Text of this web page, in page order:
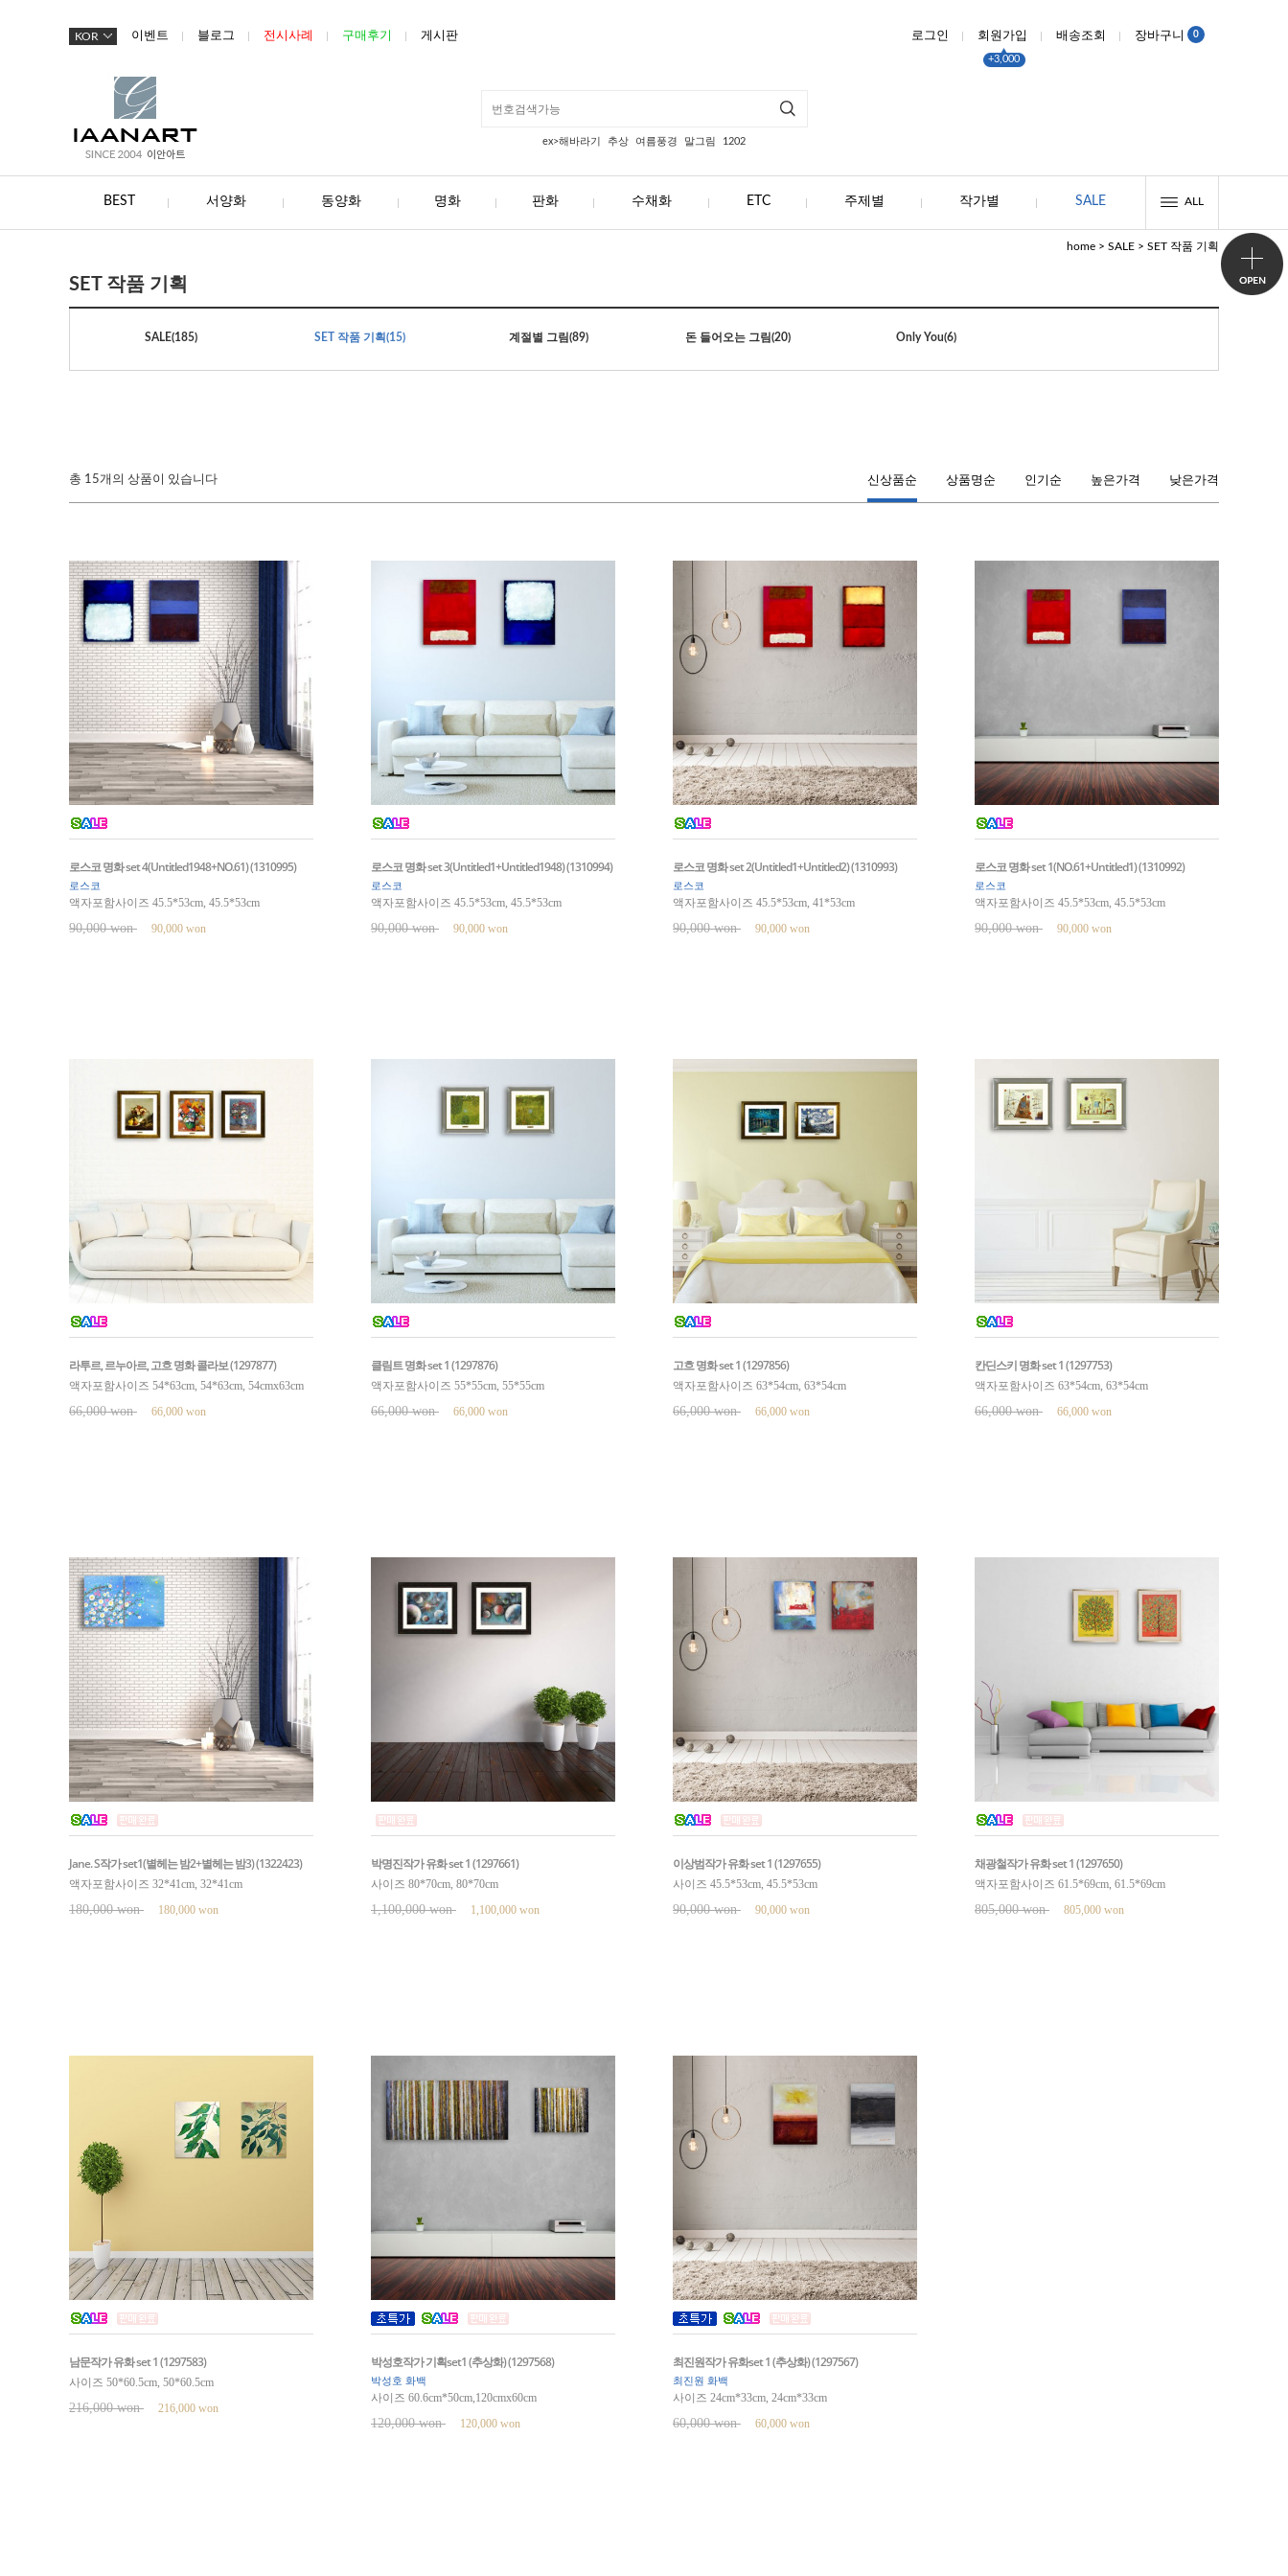
KOR 이벤트 블로그 전시사례 구매후기 게시판 로그인 회원가입
+3,000
배송조회 장바구니 0
ex>해바라기 추상 여름풍경 말그림 1202
BEST 서양화 동양화 명화 판화 수채화 ETC 주제별 작가별 SALE ALL
home > SALE > SET 작품 기획
SET 작품 기획
SALE(185) SET 작품 기획(15) 계절별 그림(89) 돈 들어오는 그림(20) Only You(6)
총 15개의 상품이 있습니다 신상품순 상품명순 인기순 높은가격 낮은가격
로스코 명화 set 4(Untitled1948+NO.61) (1310995)
로스코
액자포함사이즈 45.5*53cm, 45.5*53cm
90,000 won 90,000 won
로스코 명화 set 3(Untitled1+Untitled1948) (1310994)
로스코
액자포함사이즈 45.5*53cm, 45.5*53cm
90,000 won 90,000 won
로스코 명화 set 2(Untitled1+Untitled2) (1310993)
로스코
액자포함사이즈 45.5*53cm, 41*53cm
90,000 won 90,000 won
로스코 명화 set 1(NO.61+Untitled1) (1310992)
로스코
액자포함사이즈 45.5*53cm, 45.5*53cm
90,000 won 90,000 won
라투르, 르누아르, 고흐 명화 콜라보 (1297877)
액자포함사이즈 54*63cm, 54*63cm, 54cmx63cm
66,000 won 66,000 won
클림트 명화 set 1 (1297876)
액자포함사이즈 55*55cm, 55*55cm
66,000 won 66,000 won
고흐 명화 set 1 (1297856)
액자포함사이즈 63*54cm, 63*54cm
66,000 won 66,000 won
칸딘스키 명화 set 1 (1297753)
액자포함사이즈 63*54cm, 63*54cm
66,000 won 66,000 won
Jane. S작가 set1(별헤는 밤2+별헤는 밤3) (1322423)
액자포함사이즈 32*41cm, 32*41cm
180,000 won 180,000 won
박명진작가 유화 set 1 (1297661)
사이즈 80*70cm, 80*70cm
1,100,000 won 1,100,000 won
이상범작가 유화 set 1 (1297655)
사이즈 45.5*53cm, 45.5*53cm
90,000 won 90,000 won
채광철작가 유화 set 1 (1297650)
액자포함사이즈 61.5*69cm, 61.5*69cm
805,000 won 805,000 won
남문작가 유화 set 1 (1297583)
사이즈 50*60.5cm, 50*60.5cm
216,000 won 216,000 won
박성호작가 기획set1 (추상화) (1297568)
박성호 화백
사이즈 60.6cm*50cm,120cmx60cm
120,000 won 120,000 won
최진원작가 유화set 1 (추상화) (1297567)
최진원 화백
사이즈 24cm*33cm, 24cm*33cm
60,000 won 60,000 won